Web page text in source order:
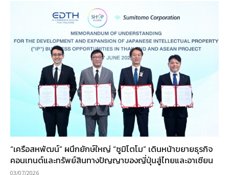
“เครือสหพัฒน์” ผนึกยักษ์ใหญ่ “ซูมิโตโม” เดินหน้าขยายธุรกิจ
คอนเทนต์และทรัพย์สินทางปัญญาของญี่ปุ่นสู่ไทยและอาเซียน
03/07/2026